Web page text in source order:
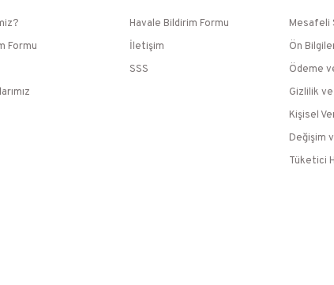
Formu
Havale Bildirim Formu
İletişim
SSS
Mesafeli
Ön
Ödeme
Gizlilik
Kişisel
Değişim
Tüketici